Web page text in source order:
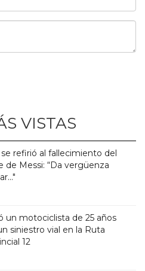
VISTAS
se refirió al fallecimiento del
de Messi: “Da vergüenza
un motociclista de 25 años
siniestro vial en la Ruta
12